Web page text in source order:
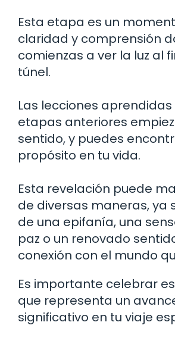
Esta etapa es un
claridad y comprensión
comienzas a ver la luz al
túnel.
Las lecciones aprendidas
etapas anteriores
sentido, y puedes
propósito en tu vida.
Esta revelación puede
de diversas maneras, ya
de una epifanía, una
paz o un renovado
conexión con el mundo
Es importante celebrar
que representa un
significativo en tu viaje